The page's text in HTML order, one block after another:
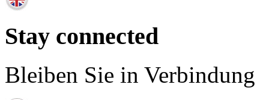
Stay connected
Bleiben Sie in Verbindung